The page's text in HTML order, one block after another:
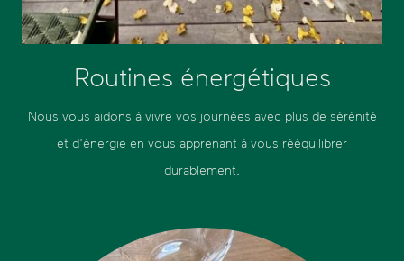
Routines énergétiques
Nous vous aidons à vivre vos journées avec plus de sérénité
et d'énergie en vous apprenant à vous rééquilibrer
durablement.